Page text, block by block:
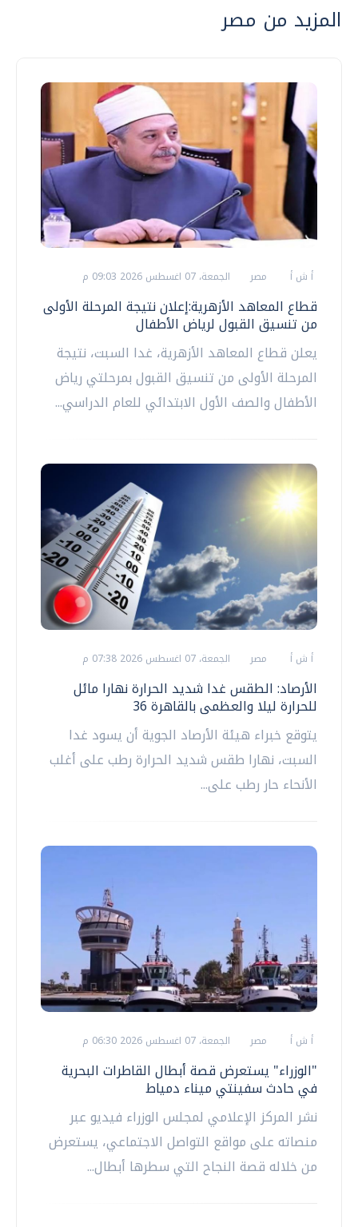
المزيد من مصر
أ ش أ مصر الجمعة، 07 اغسطس 2026 09:03 م
قطاع المعاهد الأزهرية:إعلان نتيجة المرحلة الأولى
من تنسيق القبول لرياض الأطفال
يعلن قطاع المعاهد الأزهرية، غدا السبت، نتيجة
المرحلة الأولى من تنسيق القبول بمرحلتي رياض
الأطفال والصف الأول الابتدائي للعام الدراسي...
أ ش أ مصر الجمعة، 07 اغسطس 2026 07:38 م
الأرصاد: الطقس غدا شديد الحرارة نهارا مائل
للحرارة ليلا والعظمى بالقاهرة 36
يتوقع خبراء هيئة الأرصاد الجوية أن يسود غدا
السبت، نهارا طقس شديد الحرارة رطب على أغلب
الأنحاء حار رطب على...
أ ش أ مصر الجمعة، 07 اغسطس 2026 06:30 م
"الوزراء" يستعرض قصة أبطال القاطرات البحرية
في حادث سفينتي ميناء دمياط
نشر المركز الإعلامي لمجلس الوزراء فيديو عبر
منصاته على مواقع التواصل الاجتماعي، يستعرض
من خلاله قصة النجاح التي سطرها أبطال...